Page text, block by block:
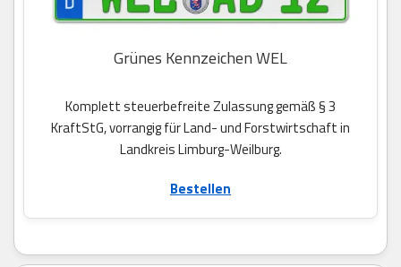
Grünes Kennzeichen WEL
Komplett steuerbefreite Zulassung gemäß § 3
KraftStG, vorrangig für Land- und Forstwirtschaft in
Landkreis Limburg-Weilburg.
Bestellen